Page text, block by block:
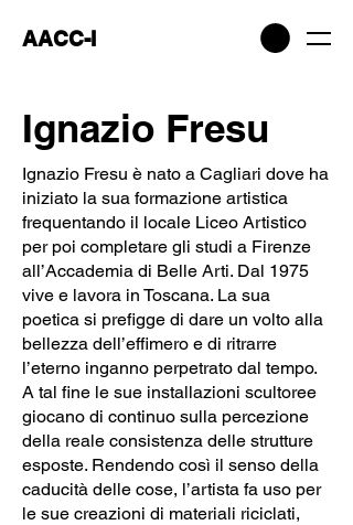
AACC-I
Ignazio Fresu
Ignazio Fresu è nato a Cagliari dove ha
iniziato la sua formazione artistica
frequentando il locale Liceo Artistico
per poi completare gli studi a Firenze
all’Accademia di Belle Arti. Dal 1975
vive e lavora in Toscana. La sua
poetica si prefigge di dare un volto alla
bellezza dell’effimero e di ritrarre
l’eterno inganno perpetrato dal tempo.
A tal fine le sue installazioni scultoree
giocano di continuo sulla percezione
della reale consistenza delle strutture
esposte. Rendendo così il senso della
caducità delle cose, l’artista fa uso per
le sue creazioni di materiali riciclati,